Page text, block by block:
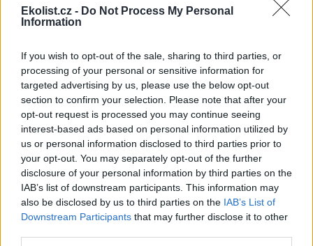
Ekolist.cz - Do Not Process My Personal
Information
If you wish to opt-out of the sale, sharing to third parties, or
processing of your personal or sensitive information for
targeted advertising by us, please use the below opt-out
section to confirm your selection. Please note that after your
opt-out request is processed you may continue seeing
interest-based ads based on personal information utilized by
us or personal information disclosed to third parties prior to
your opt-out. You may separately opt-out of the further
disclosure of your personal information by third parties on the
IAB’s list of downstream participants. This information may
also be disclosed by us to third parties on the IAB’s List of
Downstream Participants that may further disclose it to other
případu České inspekci životního prostředí (ČIŽP) a zastavení řízení.
Hoffmannová ČTK sdělila, že trestní oznámení podala proti dosud
zjištěna prověřováním. Stanovisko MŽP a ČIŽP ČTK shání.
Ředitelé odborů i mluvčí se z ČIŽP rozhodli odejít z
vlastní vůle, řekl Straka
6.8.2026 15:22 (ČTK)
Ředitel odboru vnitřních
služeb Matěj Mrlina, vedoucí
služebního úřadu Oldřich
Jarolím a tisková mluvčí Miriam
Loužecká končí na České
inspekci životního prostředí (ČIŽP) z vlastní iniciativy. Na dotaz ČTK
to napsal nový ředitel inspekce Pavel Straka (za Motoristy). O jejich
plánovaných odchodechinformovalyv pondělí Seznam Zprávy.